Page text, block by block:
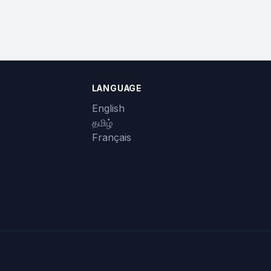
LANGUAGE
English
தமிழ்
Français